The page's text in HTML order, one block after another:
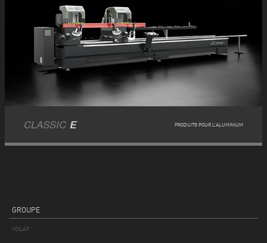
CLASSIC E PRODUITS POUR L’ALUMINIUM
GROUPE
VOILÀP